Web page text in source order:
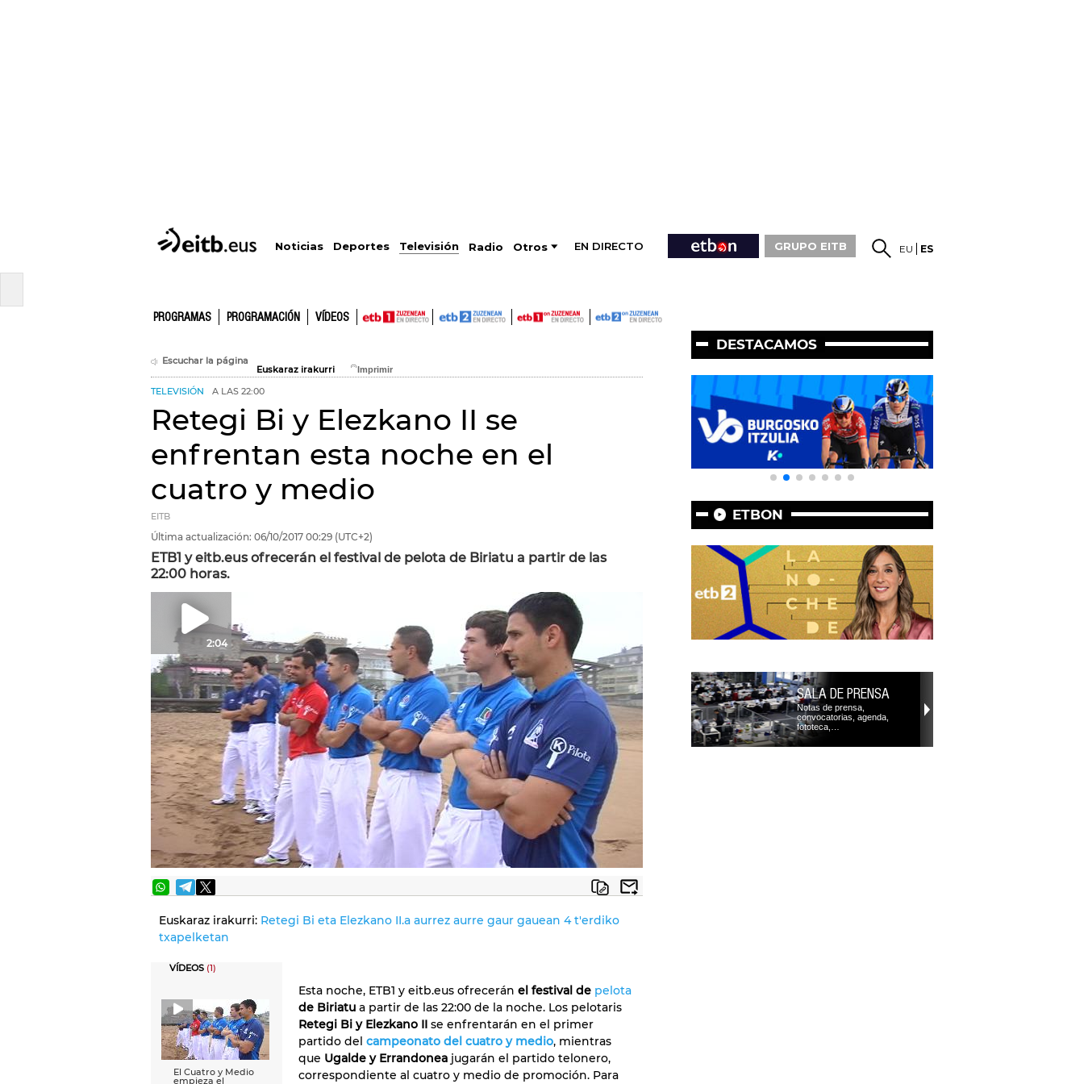
Noticias Deportes Televisión Radio Otros EN DIRECTO GRUPO EITB EU ES
PROGRAMAS PROGRAMACIÓN VÍDEOS
Escuchar la página
Euskaraz irakurri
TELEVISIÓN A LAS 22:00
Retegi Bi y Elezkano II se
enfrentan esta noche en el
cuatro y medio
EITB
Última actualización: 06/10/2017 00:29 (UTC+2)
ETB1 y eitb.eus ofrecerán el festival de pelota de Biriatu a partir de las
22:00 horas.
2:04
Euskaraz irakurri: Retegi Bi eta Elezkano II.a aurrez aurre gaur gauean 4 t'erdiko
txapelketan
VÍDEOS (1)
El Cuatro y Medio
empieza el
Esta noche, ETB1 y eitb.eus ofrecerán el festival de pelota
de Biriatu a partir de las 22:00 de la noche. Los pelotaris
Retegi Bi y Elezkano II se enfrentarán en el primer
partido del campeonato del cuatro y medio, mientras
que Ugalde y Errandonea jugarán el partido telonero,
correspondiente al cuatro y medio de promoción. Para
DESTACAMOS
ETBON
SALA DE PRENSA
Notas de prensa,
convocatorias, agenda,
fototeca,…